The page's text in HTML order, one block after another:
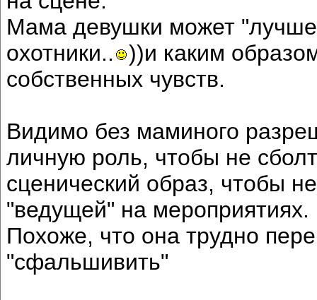
Мама девушки может
охотники..
))и каким
собственных чувств.
Видимо без маминого
личную роль, чтобы не
сценический образ, чтобы
"ведущей" на мероприятиях.
Похоже, что она трудно
"сфальшивить"